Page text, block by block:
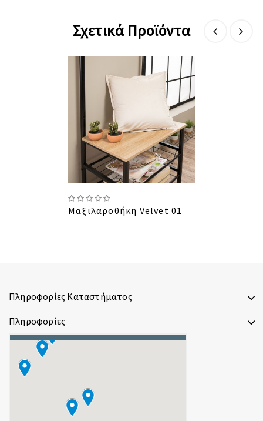
Σχετικά Προϊόντα
Μαξιλαροθήκη Velvet 01
Πληροφορίες Καταστήματος
Πληροφορίες